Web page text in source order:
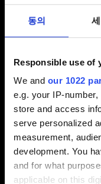
동의
Responsible use of
We and our 1022
e.g. your IP-
store and access
serve personalized
measurement,
development. You
and for what
applicable on this
문제에 관한 간단
파일 추가
보고서에 파일을 첨부
문제인 경우, 스크린
첨부 파일의 크기는